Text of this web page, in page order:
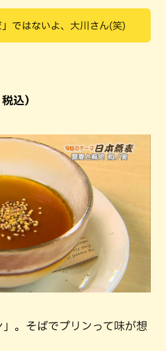
」ではないよ、大川さん(笑)
込）
。そばでプリンって味が想